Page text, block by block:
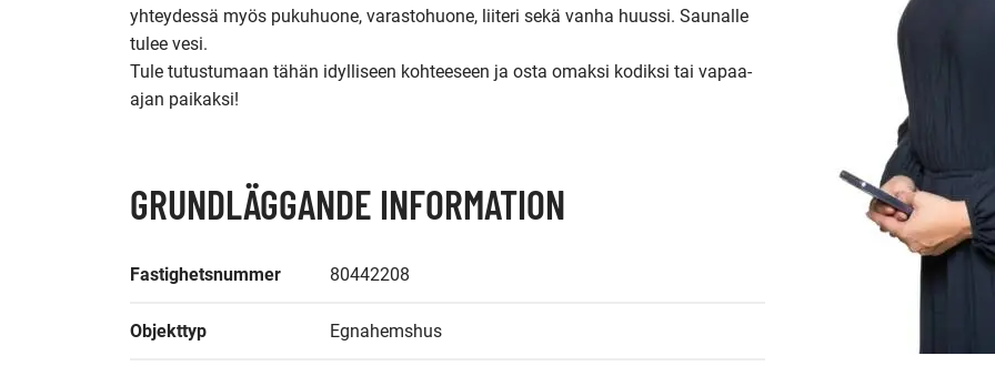
yhteydessä myös pukuhuone, varastohuone, liiteri sekä vanha huussi. Saunalle
tulee vesi.
Tule tutustumaan tähän idylliseen kohteeseen ja osta omaksi kodiksi tai vapaa-
GRUNDLÄGGANDE INFORMATION
Fastighetsnummer 80442208
Objekttyp Egnahemshus